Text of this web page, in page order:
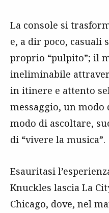
La console si
e, a dir poco, casuali
proprio “pulpito”; il
ineliminabile
in itinere e attento
messaggio, un modo
modo di ascoltare,
di “vivere la musica”.
Esauritasi
Knuckles lascia La
Chicago, dove, nel